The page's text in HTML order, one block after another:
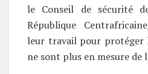
le Conseil de sécurité
République
leur travail pour protéger
ne sont plus en mesure de